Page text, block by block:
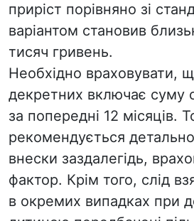
приріст порівняно зі
варіантом становив
тисяч гривень.
Необхідно враховувати,
декретних включає суму
за попередні 12 місяців.
рекомендується
внески заздалегідь,
фактор. Крім того, слід
в окремих випадках при